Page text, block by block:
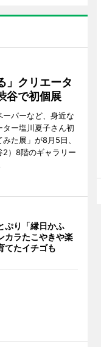
」クリエータ
谷で初個展
パーなど、身近な
ター塩川夏子さん初
た展」が8月5日、
2）8階のギャラリー
ぷり「縁日かふ
ラたこやきや楽
てたイチゴも